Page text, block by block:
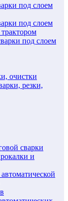
под слоем
под слоем
под слоем
очистки
резки,
сварки
и